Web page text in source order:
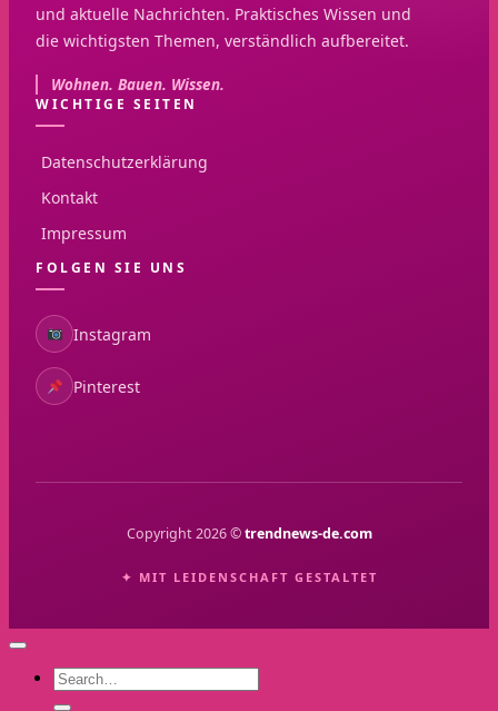
und aktuelle Nachrichten. Praktisches Wissen und
die wichtigsten Themen, verständlich aufbereitet.
Wohnen. Bauen. Wissen.
WICHTIGE SEITEN
Datenschutzerklärung
Kontakt
Impressum
FOLGEN SIE UNS
Instagram
Pinterest
Copyright 2026 ©trendnews-de.com
✦ MIT LEIDENSCHAFT GESTALTET